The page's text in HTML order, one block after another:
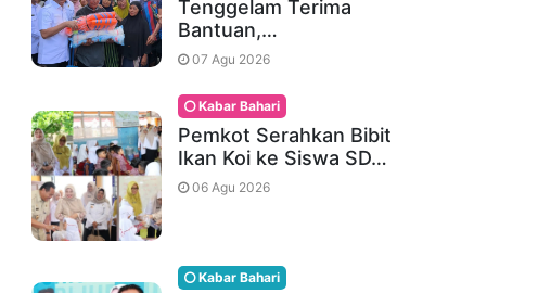
Tenggelam Terima
Bantuan,…
07 Agu 2026
Kabar Bahari
Pemkot Serahkan Bibit
Ikan Koi ke Siswa SD…
06 Agu 2026
Kabar Bahari